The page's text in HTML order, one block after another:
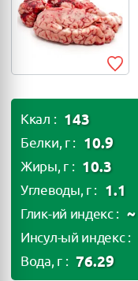
Ккал : 143
Белки, г : 10.9
Жиры, г : 10.3
Углеводы, г : 1.1
Глик-ий индекс : ~
Инсул-ый индекс :
Вода, г : 76.29